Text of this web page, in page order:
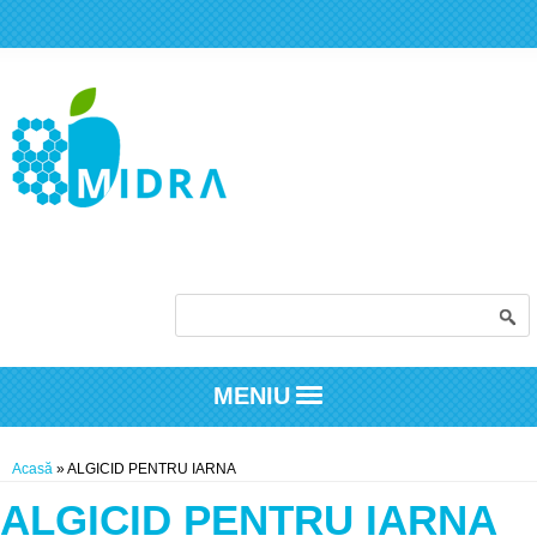
MENIU
Eşti aici
Acasă » ALGICID PENTRU IARNA
ALGICID PENTRU IARNA